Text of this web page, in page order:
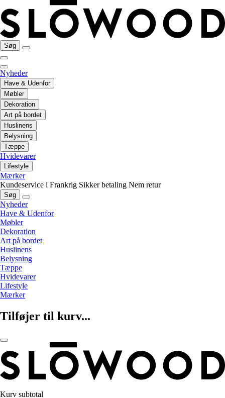
Søg
Nyheder
Have & Udenfor
Møbler
Dekoration
Art på bordet
Huslinens
Belysning
Tæppe
Hvidevarer
Lifestyle
Mærker
Kundeservice i Frankrig Sikker betaling Nem retur
Søg
Nyheder
Have & Udenfor
Møbler
Dekoration
Art på bordet
Huslinens
Belysning
Tæppe
Hvidevarer
Lifestyle
Mærker
Tilføjer til kurv...
Kurv subtotal